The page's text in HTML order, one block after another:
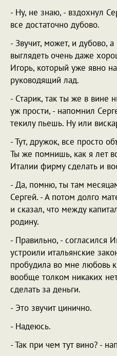
- Ну, не знаю, - вздохнул
все достаточно дубово.
- Звучит, может, и дубово,
выглядеть очень даже
Игорь, который уже явно
руководящий лад.
- Старик, так ты же в вине
уж прости, - напомнил
текилу пьешь. Ну или
- Тут, дружок, все просто
Ты же помнишь, как я лет
Италии фирму сделать и
- Да, помню, ты там
Сергей. - А потом долго
и сказал, что между
родину.
- Правильно, - согласился
устроили итальянские
пробудила во мне любовь
вообще толком никаких
сделать за деньги.
- Это звучит цинично.
- Надеюсь.
- Так при чем тут вино? -